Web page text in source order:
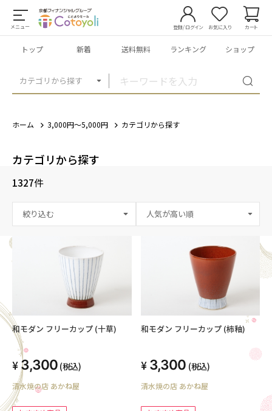
メニュー
カテゴリから探す
登録/ログイン お気に入り カート
トップ 新着 送料無料 ランキング ショップ
ホーム 3,000円～5,000円 カテゴリから探す
カテゴリから探す
1327件
絞り込む
和モダン フリーカップ (十草)
3,300 (税込)
清水焼の店 あかね屋
和モダン フリーカップ (柿釉)
3,300 (税込)
清水焼の店 あかね屋